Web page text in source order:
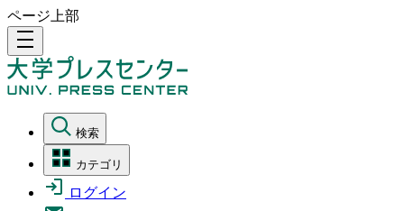
ページ上部
density_medium
検索
カテゴリ
ログイン